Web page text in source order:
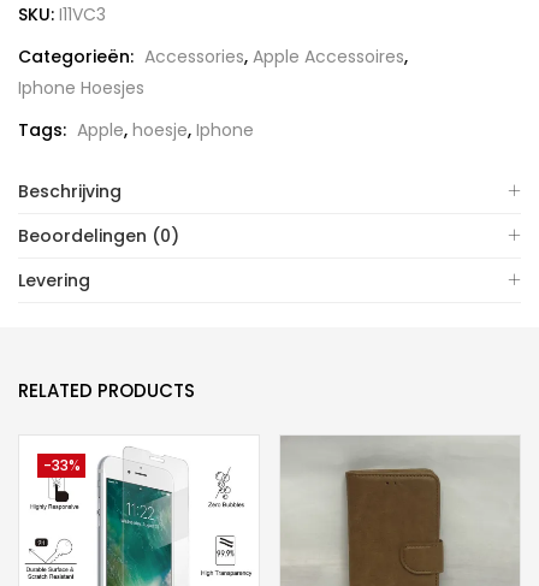
aantal
SKU: I11VC3
Categorieën: Accessories, Apple Accessoires,
Iphone Hoesjes
Tags: Apple, hoesje, Iphone
Beschrijving
Beoordelingen (0)
Levering
RELATED PRODUCTS
-33%